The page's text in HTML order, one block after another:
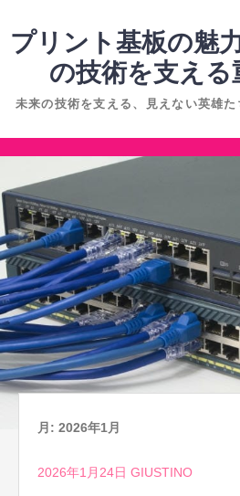
ン
へ
ス
ッ
プ
プリント基板の魅
の技術を支える
未来の技術を支える、見えない英雄た
コ
ン
テ
ン
ツ
へ
ス
キ
ッ
プ
月: 2026年1月
2026年1月24日 GIUSTINO